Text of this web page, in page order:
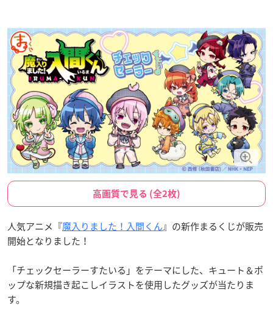
高画質で見る (全2枚)
人気アニメ『魔入りました！入間くん』の新作まるくじが販売
開始となりました！
「チェックセーラーすたいる」をテーマにした、キュート＆ポ
ップな新規描き起こしイラストを使用したグッズが当たりま
す。